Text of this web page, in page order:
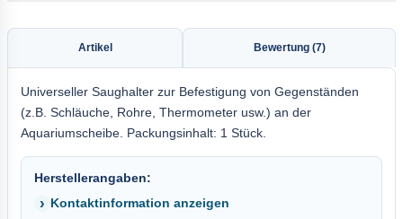
Artikel Bewertung (7)
Universeller Saughalter zur Befestigung von Gegenständen
(z.B. Schläuche, Rohre, Thermometer usw.) an der
Aquariumscheibe. Packungsinhalt: 1 Stück.
Herstellerangaben:
Kontaktinformation anzeigen